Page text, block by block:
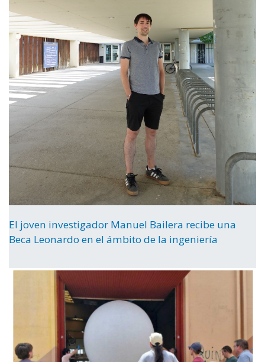
El joven investigador Manuel Bailera recibe una
Beca Leonardo en el ámbito de la ingeniería